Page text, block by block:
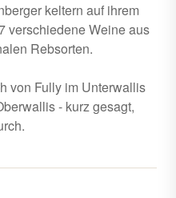
keltern auf ihrem
verschiedene Weine aus
Rebsorten.
von Fully im Unterwallis
- kurz gesagt,